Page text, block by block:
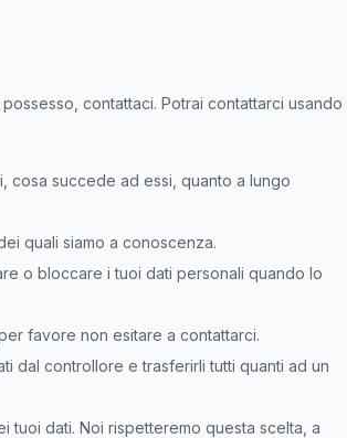
contattaci. Potrai contattarci usando
cosa succede ad essi, quanto a lungo
quali siamo a conoscenza.
o bloccare i tuoi dati personali quando lo
favore non esitare a contattarci.
dal controllore e trasferirli tutti quanti ad un
dati. Noi rispetteremo questa scelta, a